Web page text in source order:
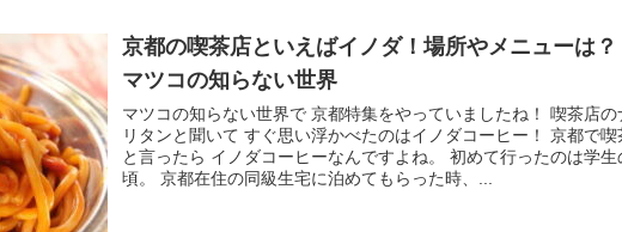
京都の喫茶店といえばイノダ！場所やメニューは？
マツコの知らない世界
マツコの知らない世界で 京都特集をやっていましたね！ 喫茶店の
リタンと聞いて すぐ思い浮かべたのはイノダコーヒー！ 京都で喫
と言ったら イノダコーヒーなんですよね。 初めて行ったのは学生
頃。 京都在住の同級生宅に泊めてもらった時、...